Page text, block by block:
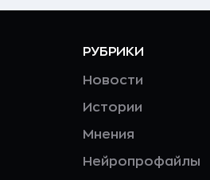
РУБРИКИ
Новости
Истории
Мнения
Нейропрофайлы